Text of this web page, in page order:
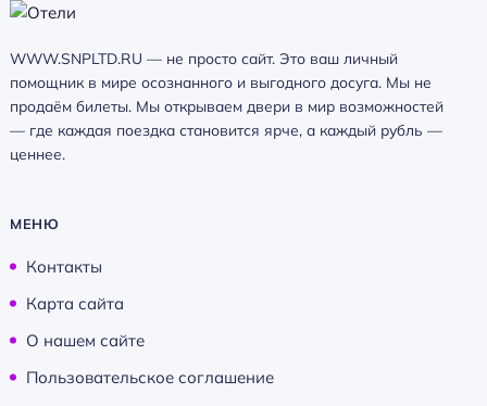
Кондиционер в номере
Оплата картой
Пляжная линия: 2-я линия
WWW.SNPLTD.RU — не просто сайт. Это ваш личный
помощник в мире осознанного и выгодного досуга. Мы не
продаём билеты. Мы открываем двери в мир возможностей
— где каждая поездка становится ярче, а каждый рубль —
ценнее.
МЕНЮ
Контакты
Карта сайта
О нашем сайте
Пользовательское соглашение